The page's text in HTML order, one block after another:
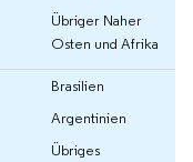
Übriger Naher
Osten und Afrika
Brasilien
Argentinien
Übriges